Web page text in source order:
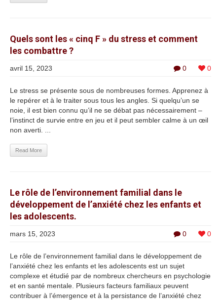
Quels sont les « cinq F » du stress et comment
les combattre ?
0 0
avril 15, 2023
Le stress se présente sous de nombreuses formes. Apprenez à
le repérer et à le traiter sous tous les angles. Si quelqu’un se
noie, il est bien connu qu’il ne se débat pas nécessairement –
l’instinct de survie entre en jeu et il peut sembler calme à un œil
non averti. ...
Read More
Le rôle de l’environnement familial dans le
développement de l’anxiété chez les enfants et
les adolescents.
0 0
mars 15, 2023
Le rôle de l’environnement familial dans le développement de
l’anxiété chez les enfants et les adolescents est un sujet
complexe et étudié par de nombreux chercheurs en psychologie
et en santé mentale. Plusieurs facteurs familiaux peuvent
contribuer à l’émergence et à la persistance de l’anxiété chez